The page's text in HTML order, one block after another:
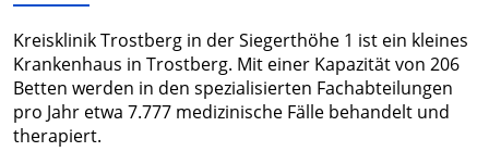
Kreisklinik Trostberg in der Siegerthöhe 1 ist ein kleines
Krankenhaus in Trostberg. Mit einer Kapazität von 206
Betten werden in den spezialisierten Fachabteilungen
pro Jahr etwa 7.777 medizinische Fälle behandelt und
therapiert.